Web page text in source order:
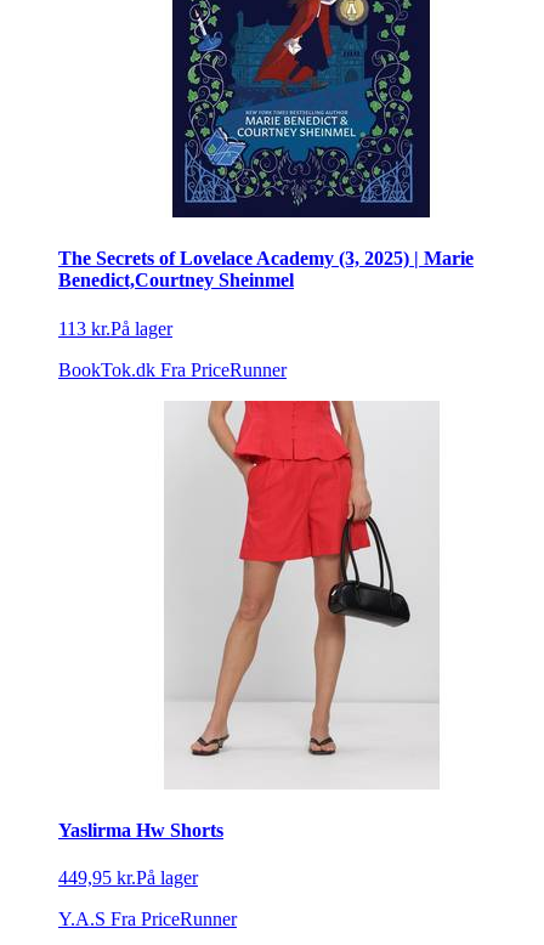
The Secrets of Lovelace Academy (3, 2025) | Marie
Benedict,Courtney Sheinmel
113 kr.På lager
BookTok.dk Fra PriceRunner
Yaslirma Hw Shorts
449,95 kr.På lager
Y.A.S Fra PriceRunner